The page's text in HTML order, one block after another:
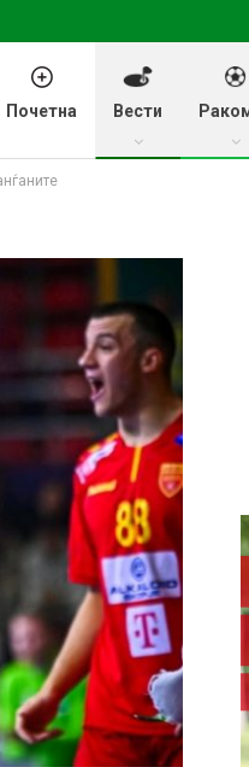
Почетна Вести